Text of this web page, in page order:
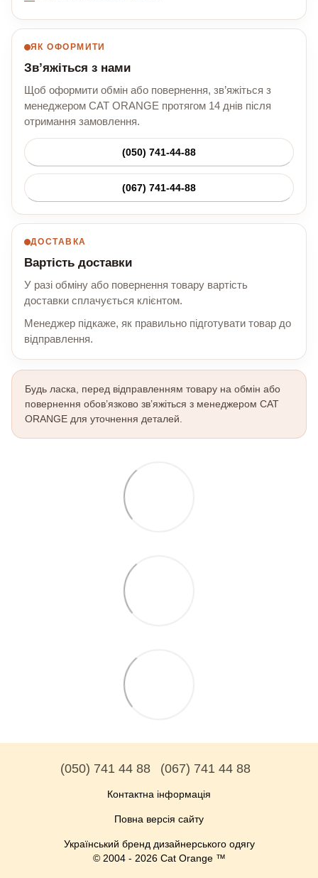
ЯК ОФОРМИТИ
Зв’яжіться з нами
Щоб оформити обмін або повернення, зв’яжіться з
менеджером CAT ORANGE протягом 14 днів після
отримання замовлення.
(050) 741-44-88
(067) 741-44-88
ДОСТАВКА
Вартість доставки
У разі обміну або повернення товару вартість
доставки сплачується клієнтом.
Менеджер підкаже, як правильно підготувати товар до
відправлення.
Будь ласка, перед відправленням товару на обмін або
повернення обов’язково зв’яжіться з менеджером CAT
ORANGE для уточнення деталей.
(050) 741 44 88 (067) 741 44 88
Контактна інформація
Повна версія сайту
Український бренд дизайнерського одягу
© 2004 - 2026 Cat Orange ™